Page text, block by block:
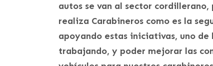
autos se van al sector
realiza Carabineros como es la
apoyando estas iniciativas, uno de
trabajando, y poder mejorar las